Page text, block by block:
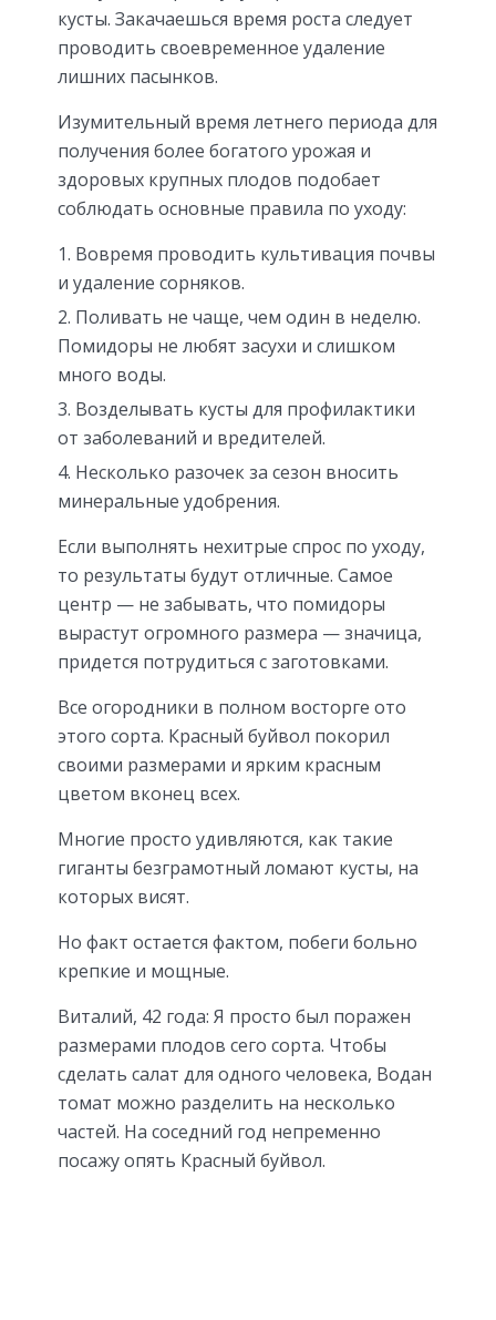
кусты. Закачаешься время роста следует
проводить своевременное удаление
лишних пасынков.
Изумительный время летнего периода для
получения более богатого урожая и
здоровых крупных плодов подобает
соблюдать основные правила по уходу:
Вовремя проводить культивация почвы
и удаление сорняков.
Поливать не чаще, чем один в неделю.
Помидоры не любят засухи и слишком
много воды.
Возделывать кусты для профилактики
от заболеваний и вредителей.
Несколько разочек за сезон вносить
минеральные удобрения.
Если выполнять нехитрые спрос по уходу,
то результаты будут отличные. Самое
центр — не забывать, что помидоры
вырастут огромного размера — значица,
придется потрудиться с заготовками.
Все огородники в полном восторге ото
этого сорта. Красный буйвол покорил
своими размерами и ярким красным
цветом вконец всех.
Многие просто удивляются, как такие
гиганты безграмотный ломают кусты, на
которых висят.
Но факт остается фактом, побеги больно
крепкие и мощные.
Виталий, 42 года: Я просто был поражен
размерами плодов сего сорта. Чтобы
сделать салат для одного человека, Водан
томат можно разделить на несколько
частей. На соседний год непременно
посажу опять Красный буйвол.